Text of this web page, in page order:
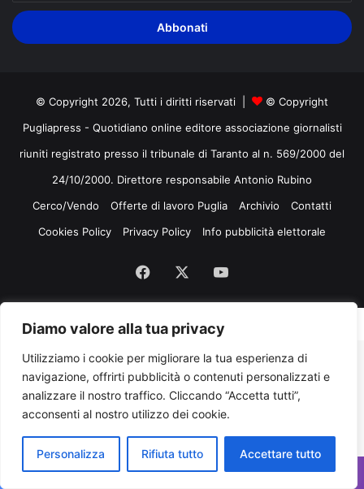
Diamo valore alla tua privacy
Utilizziamo i cookie per migliorare la tua esperienza di
navigazione, offrirti pubblicità o contenuti personalizzati e
analizzare il nostro traffico. Cliccando “Accetta tutti”,
acconsenti al nostro utilizzo dei cookie.
Personalizza Rifiuta tutto Accettare tutto
tuo
indirizzo
mail
© Copyright 2026, Tutti i diritti riservati |
© Copyright
Pugliapress - Quotidiano online editore associazione giornalisti
riuniti registrato presso il tribunale di Taranto al n. 569/2000 del
24/10/2000. Direttore responsabile Antonio Rubino
Cerco/Vendo
Offerte di lavoro Puglia Archivio
Contatti
Cookies Policy
Privacy Policy Info pubblicità elettorale
Facebook